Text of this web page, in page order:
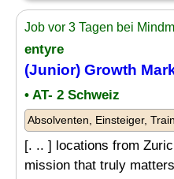
Job vor 3 Tagen bei
entyre
(Junior) Growth
• AT- 2 Schweiz
Absolventen, Einsteiger,
[. .. ] locations from
mission that truly